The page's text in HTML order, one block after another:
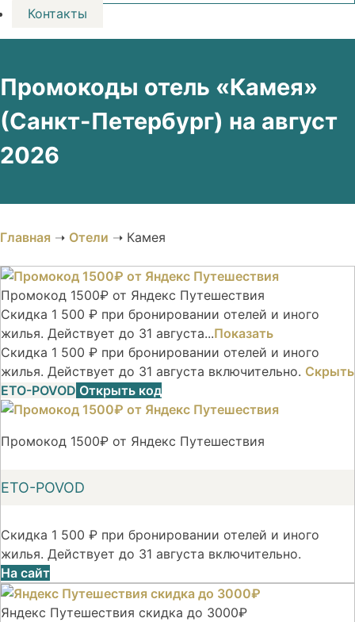
Контакты
Промокоды отель «Камея»
(Санкт-Петербург) на август
2026
Главная ➝ Отели ➝ Камея
Промокод 1500₽ от Яндекс Путешествия
Скидка 1 500 ₽ при бронировании отелей и иного
жилья. Действует до 31 августа...Показать
Скидка 1 500 ₽ при бронировании отелей и иного
жилья. Действует до 31 августа включительно. Скрыть
ETO-POVOD Открыть код
Промокод 1500₽ от Яндекс Путешествия
ETO-POVOD
Скидка 1 500 ₽ при бронировании отелей и иного
жилья. Действует до 31 августа включительно.
На сайт
Яндекс Путешествия скидка до 3000₽